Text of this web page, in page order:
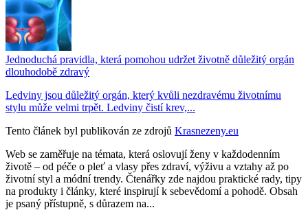
Jednoduchá pravidla, která pomohou udržet životně důležitý orgán
dlouhodobě zdravý
Ledviny jsou důležitý orgán, který kvůli nezdravému životnímu
stylu může velmi trpět. Ledviny čistí krev,...
Tento článek byl publikován ze zdrojů Krasnezeny.eu
Web se zaměřuje na témata, která oslovují ženy v každodenním
životě – od péče o pleť a vlasy přes zdraví, výživu a vztahy až po
životní styl a módní trendy. Čtenářky zde najdou praktické rady, tipy
na produkty i články, které inspirují k sebevědomí a pohodě. Obsah
je psaný přístupně, s důrazem na...